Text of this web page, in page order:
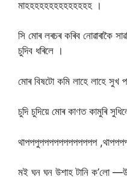
মাহহহহহহহহহহহহহহ ।
সি মোৰ লৰচৰ কৰিব নোৱাৰাকৈ
চুদিব ধৰিলে ।
মোৰ বিষটো কমি লাহে লাহে সুখ
চুদি চুদিয়ে মোৰ কাণত কামুৰি
থাপপপুপপপপপপপপপপপপ
মই ঘন ঘন উশাহ টানি ক’লো